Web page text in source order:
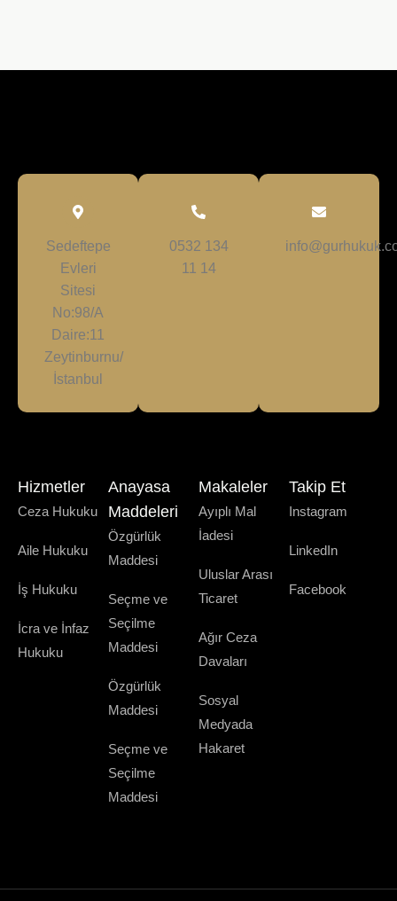
Sedeftepe
Evleri
Sitesi
No:98/A
Daire:11
Zeytinburnu/
İstanbul
0532 134
11 14
Hizmetler
Ceza Hukuku
Aile Hukuku
İş Hukuku
İcra ve İnfaz
Hukuku
Anayasa
Maddeleri
Özgürlük
Maddesi
Seçme ve
Seçilme
Maddesi
Özgürlük
Maddesi
Seçme ve
Seçilme
Maddesi
Makaleler
Ayıplı Mal
İadesi
Uluslar Arası
Ticaret
Ağır Ceza
Davaları
Sosyal
Medyada
Hakaret
Takip Et
Instagram
LinkedIn
Facebook